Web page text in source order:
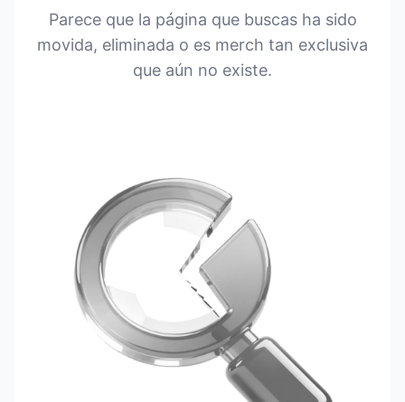
Parece que la página que buscas ha sido
movida, eliminada o es merch tan exclusiva
que aún no existe.